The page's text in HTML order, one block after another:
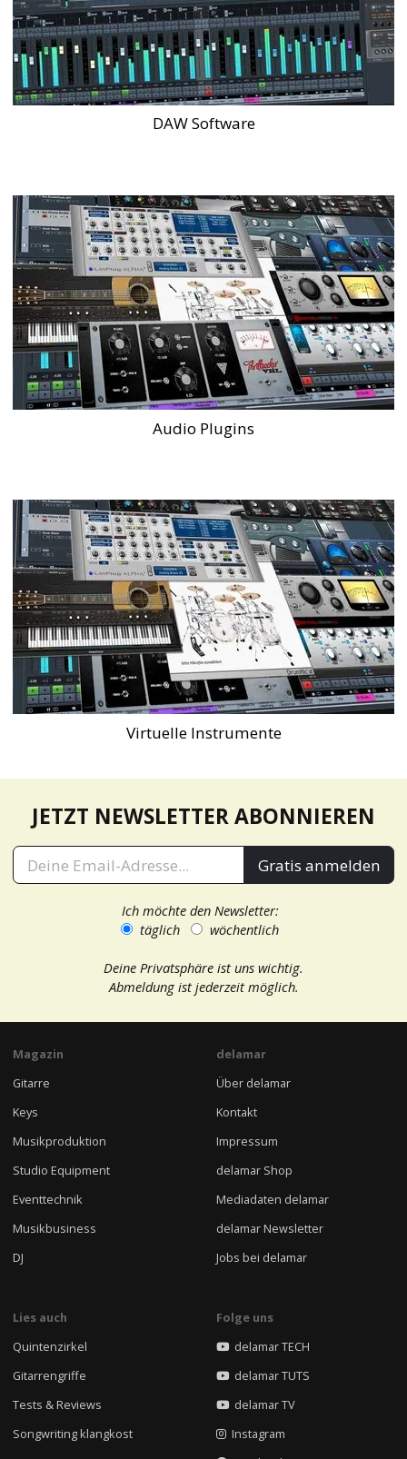
DAW Software
Audio Plugins
Virtuelle Instrumente
JETZT NEWSLETTER ABONNIEREN
Gratis anmelden
Ich möchte den Newsletter:
täglich
wöchentlich
Deine Privatsphäre ist uns wichtig.
Abmeldung ist jederzeit möglich.
Magazin
Gitarre
Keys
Musikproduktion
Studio Equipment
Eventtechnik
Musikbusiness
DJ
delamar
Über delamar
Kontakt
Impressum
delamar Shop
Mediadaten delamar
delamar Newsletter
Jobs bei delamar
Lies auch
Quintenzirkel
Gitarrengriffe
Tests & Reviews
Songwriting klangkost
Folge uns
delamar TECH
delamar TUTS
delamar TV
Instagram